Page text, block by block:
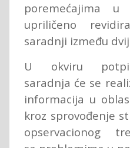
poremećajima
upriličeno
saradnji između
U okviru
saradnja će se
informacija u
kroz sprovođenje
opservacionog